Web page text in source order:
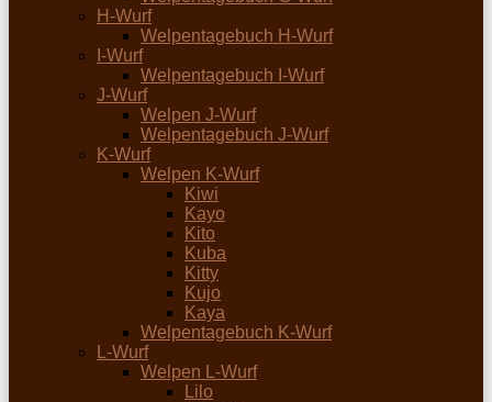
H-Wurf
Welpentagebuch H-Wurf
I-Wurf
Welpentagebuch I-Wurf
J-Wurf
Welpen J-Wurf
Welpentagebuch J-Wurf
K-Wurf
Welpen K-Wurf
Kiwi
Kayo
Kito
Kuba
Kitty
Kujo
Kaya
Welpentagebuch K-Wurf
L-Wurf
Welpen L-Wurf
Lilo